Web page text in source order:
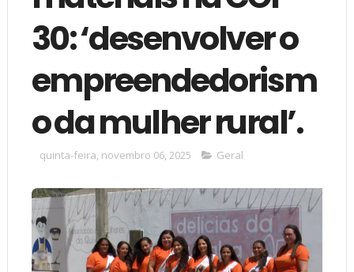
30: ‘desenvolver o
empreendedorism
o da mulher rural’.
quinta-feira, novembro 06, 2025 Geral